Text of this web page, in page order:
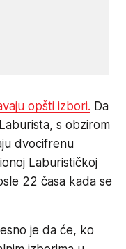
opšti izbori. Da
s obzirom
dvocifrenu
Laburističkoj
22 časa kada se
je da će, ko